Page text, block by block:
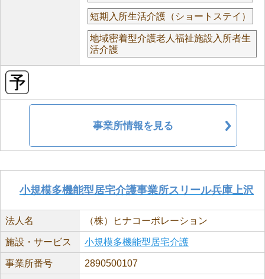
短期入所生活介護（ショートステイ）
地域密着型介護老人福祉施設入所者生
活介護
事業所情報を見る
小規模多機能型居宅介護事業所スリール兵庫上沢
法人名 （株）ヒナコーポレーション
施設・サービス 小規模多機能型居宅介護
事業所番号 2890500107